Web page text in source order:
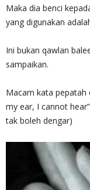
Maka dia benci
yang digunakan
Ini bukan qawlan
sampaikan.
Macam kata pepatah
my ear, I cannot
tak boleh dengar)